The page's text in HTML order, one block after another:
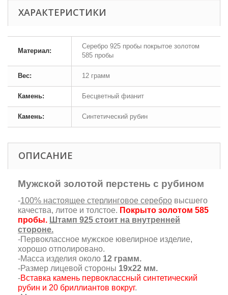
ХАРАКТЕРИСТИКИ
Материал:
Серебро 925 пробы покрытое золотом
585 пробы
Вес: 12 грамм
Камень: Бесцветный фианит
Камень: Синтетический рубин
ОПИСАНИЕ
Мужской золотой перстень с рубином
-100% настоящее стерлинговое серебро высшего
качества, литое и толстое. Покрыто золотом 585
пробы. Штамп 925 стоит на внутренней
стороне.
-Первоклассное мужское ювелирное изделие,
хорошо отполировано.
-Масса изделия около 12 грамм.
-Размер лицевой стороны 19х22 мм.
-Вставка камень первоклассный синтетический
рубин и 20 бриллиантов вокруг.